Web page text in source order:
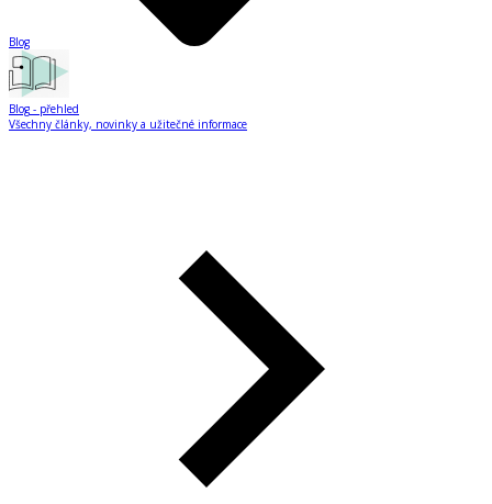
Blog
Blog - přehled
Všechny články, novinky a užitečné informace